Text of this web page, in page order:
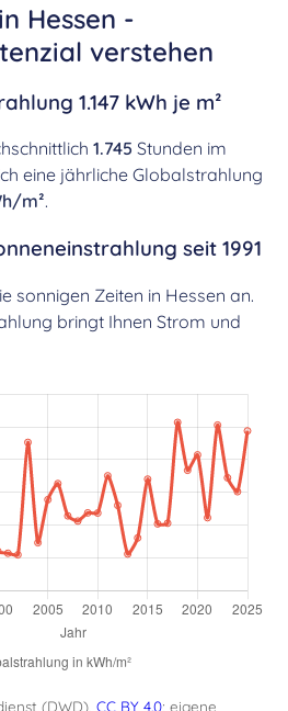
Hessen -
verstehen
1.147 kWh je m²
1.745 Stunden im
eine jährliche Globalstrahlung
m².
seit 1991
sonnigen Zeiten in Hessen an.
bringt Ihnen Strom und
(DWD), CC BY 4.0; eigene